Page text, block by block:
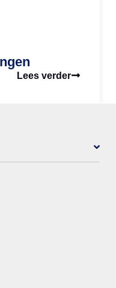
Lees verder